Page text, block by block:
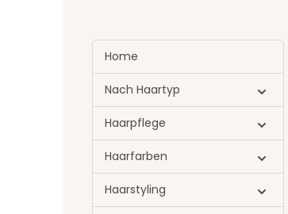
Home
Nach Haartyp
Haarpflege
Haarfarben
Haarstyling